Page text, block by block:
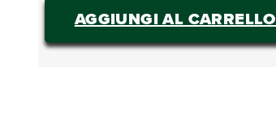
AGGIUNGI AL CARRELLO